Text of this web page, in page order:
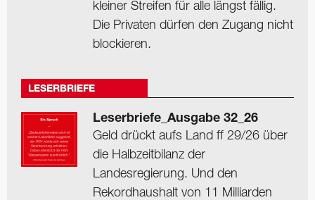
kleiner Streifen für alle längst fällig.
Die Privaten dürfen den Zugang nicht
blockieren.
LESERBRIEFE
Leserbriefe_Ausgabe 32_26
Geld drückt aufs Land ff 29/26 über
die Halbzeitbilanz der
Landesregierung. Und den
Rekordhaushalt von 11 Milliarden